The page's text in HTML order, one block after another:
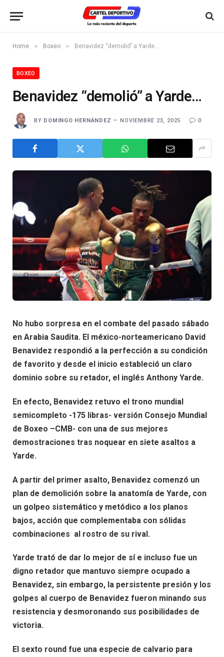
Home » Boxeo » Benavidez “demolió” a Yarde…
BOXEO
Benavidez “demolió” a Yarde…
BY DOMINGO HERNÁNDEZ NOVIEMBRE 23, 2025 0
No hubo sorpresa en el combate del pasado sábado
en Arabia Saudita. El méxico-norteamericano David
Benavidez respondió a la perfección a su condición
de favorito y desde el inicio estableció un claro
dominio sobre su retador, el inglés Anthony Yarde.
En efecto, Benavidez retuvo el trono mundial
semicompleto -175 libras- versión Consejo Mundial
de Boxeo –CMB- con una de sus mejores
demostraciones tras noquear en siete asaltos a
Yarde.
A partir del primer asalto, Benavidez comenzó un
plan de demolición sobre la anatomía de Yarde, con
un golpeo sistemático y metódico a los planos
bajos, acción que complementaba con sólidas
combinaciones al rostro de su rival.
Yarde trató de dar lo mejor de sí e incluso fue un
digno retador que mantuvo siempre ocupado a
Benavidez, sin embargo, la persistente presión y los
golpes al cuerpo de Benavidez fueron minando sus
resistencia y desmoronando sus posibilidades de
victoria.
El sexto round fue una especie de calvario para